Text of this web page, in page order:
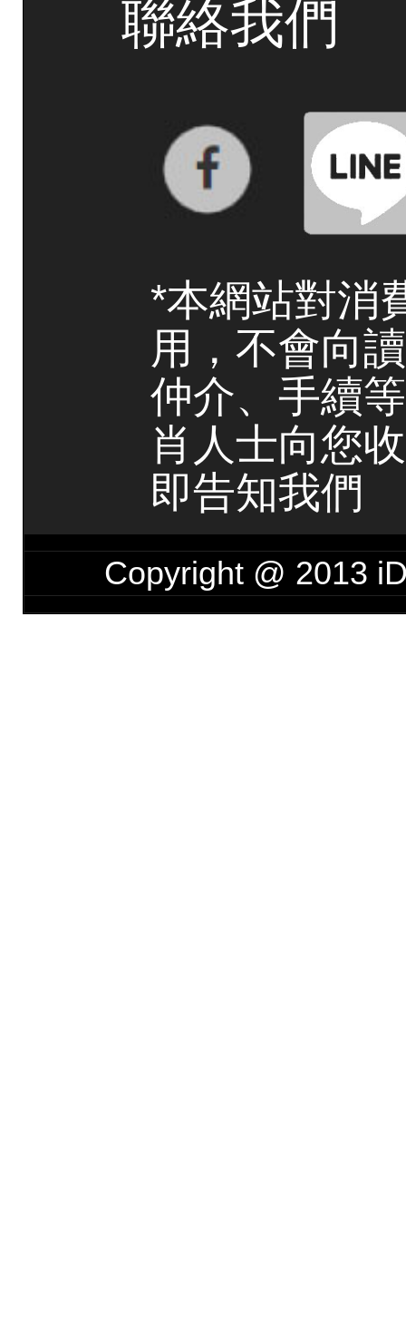
聯絡我們
*本網站對消
用，不會向
仲介、手續
肖人士向您
即告知我們
Copyright @ 2013